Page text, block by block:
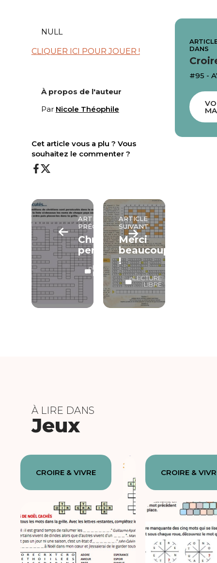
NULL
CLIQUER ICI POUR JOUER !
À propos de l'auteur
Par Nicole Théophile
Cet article vous a plu ? Vous
souhaitez le commenter ?
ARTICLE
PRÉCÉDENT
Chrétiens
persécutés
LECTURE
LIBRE
ARTICLE
SUIVANT
Merci
beaucoup
!
LECTURE
LIBRE
DANS
#95 -
À LIRE DANS
Jeux
CROIRE & VIVRE CROIRE &